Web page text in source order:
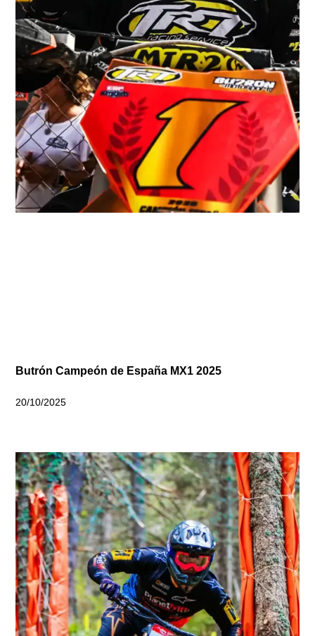
Butrón Campeón de España MX1 2025
20/10/2025